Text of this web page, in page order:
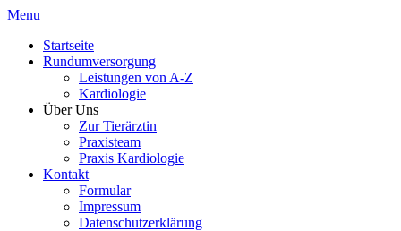
Menu
Startseite
Rundumversorgung
Leistungen von A-Z
Kardiologie
Über Uns
Zur Tierärztin
Praxisteam
Praxis Kardiologie
Kontakt
Formular
Impressum
Datenschutzerklärung